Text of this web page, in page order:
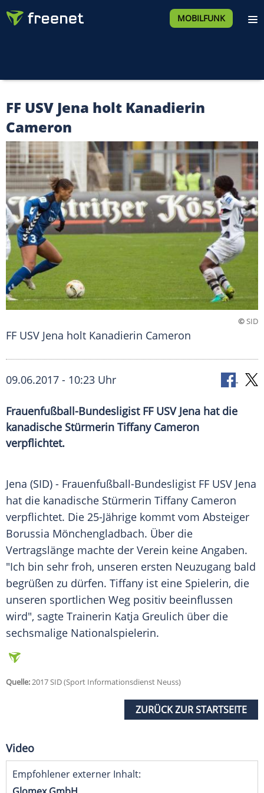
MOBILFUNK
FF USV Jena holt Kanadierin
Cameron
©SID
FF USV Jena holt Kanadierin Cameron
09.06.2017 - 10:23 Uhr
Frauenfußball-Bundesligist FF USV Jena hat die
kanadische Stürmerin Tiffany Cameron
verpflichtet.
Jena (SID) - Frauenfußball-Bundesligist FF USV Jena
hat die kanadische Stürmerin Tiffany Cameron
verpflichtet. Die 25-Jährige kommt vom Absteiger
Borussia Mönchengladbach. Über die
Vertragslänge machte der Verein keine Angaben.
"Ich bin sehr froh, unseren ersten Neuzugang bald
begrüßen zu dürfen. Tiffany ist eine Spielerin, die
unseren sportlichen Weg positiv beeinflussen
wird", sagte Trainerin Katja Greulich über die
sechsmalige Nationalspielerin.
Quelle:2017 SID (Sport Informationsdienst Neuss)
ZURÜCK ZUR STARTSEITE
Video
Empfohlener externer Inhalt: